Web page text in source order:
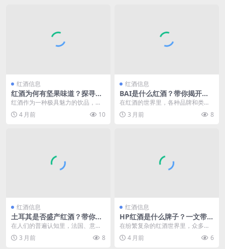
红酒信息
红酒为何有坚果味道？探寻背
后的风味奥秘
红酒作为一种极具魅力的饮品，其
丰富的风味一直是人们津津乐道的
话题。在众多风味中，...
4 月前 10
红酒信息
BAI是什么红酒？带你揭开这
款神秘红酒的面纱
在红酒的世界里，各种品牌和类型
让人眼花缭乱。当提及“BAI”红酒
时，很多人或许会...
3 月前 8
红酒信息
土耳其是否盛产红酒？带你了
解其红酒产业现状
在人们的普遍认知里，法国、意大
利、西班牙等是红酒的主要产地，
它们凭借悠久的酿酒历...
3 月前 8
红酒信息
HP红酒是什么牌子？一文带你
揭开其神秘面纱
在纷繁复杂的红酒世界里，众多品
牌如璀璨星辰般闪耀，而“hp红酒”
对于很多人来说或...
4 月前 6